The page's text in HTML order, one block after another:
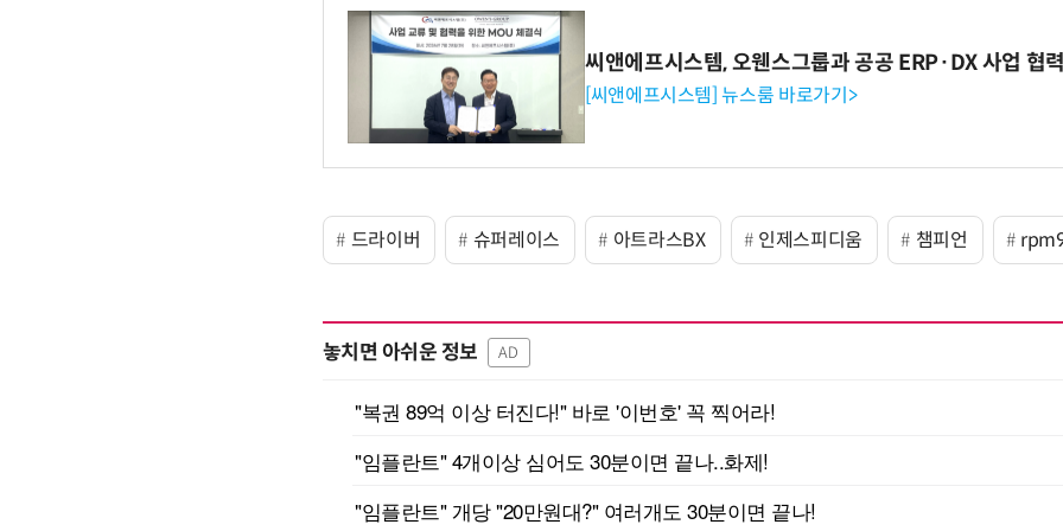
씨앤에프시스템, 오웬스그룹과 공공 ERP·DX 사업 협
[씨앤에프시스템] 뉴스룸 바로가기>
드라이버 슈퍼레이스 아트라스BX 인제스피디움 챔피언
놓치면 아쉬운 정보 AD